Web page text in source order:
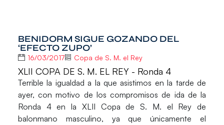
BENIDORM SIGUE GOZANDO DEL
‘EFECTO ZUPO’
16/03/2017 Copa de S. M. el Rey
XLII COPA DE S. M. EL REY - Ronda 4
Terrible la igualdad a la que asistimos en la tarde de
ayer, con motivo de los compromisos de ida de la
Ronda 4 en la XLII Copa de S. M. el Reyde
balonmano masculino, ya que únicamente el